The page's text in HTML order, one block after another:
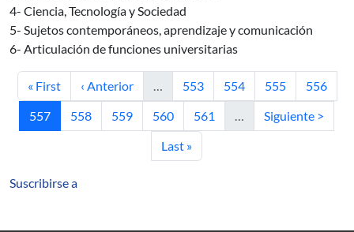
4- Ciencia, Tecnología y Sociedad
5- Sujetos contemporáneos, aprendizaje y comunicación
6- Articulación de funciones universitarias
Primera página
« First Página anterior
‹ Anterior Página
553 Página
554 Página
555 Página
556
Página actual
557 Página
558 Página
559 Página
560 Página
561 Siguiente página
Siguiente >
Última página
Last »
Suscribirse a